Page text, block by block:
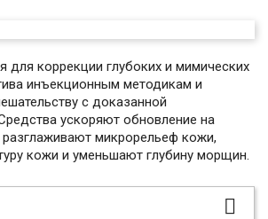
для коррекции глубоких и мимических
инъекционным методикам и
с доказанной
ускоряют обновление на
разглаживают микрорельеф кожи,
кожи и уменьшают глубину морщин.
